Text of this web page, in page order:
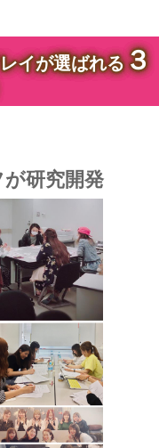
イが選ばれる３
研究開発